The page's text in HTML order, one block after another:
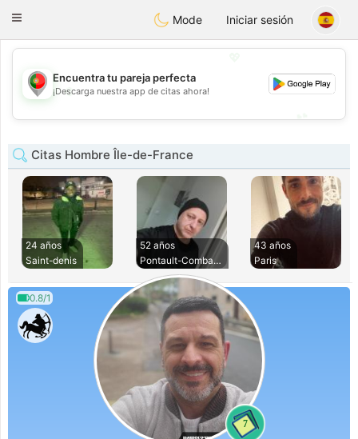
namoroPortugues
Toggle
Mode Iniciar sesión
💖
💕
Encuentra tu pareja perfecta
¡Descarga nuestra app de citas ahora!
Citas Hombre Île-de-France
24 años
Saint-denis
52 años
Pontault-Combault
43 años
Paris
0.8/1
7